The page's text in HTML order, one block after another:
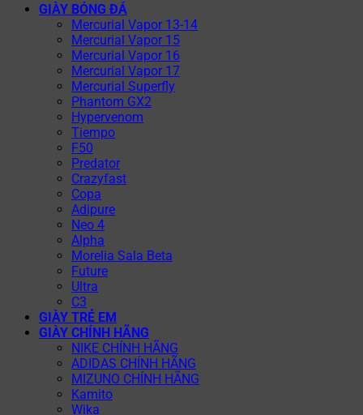
GIÀY BÓNG ĐÁ
Mercurial Vapor 13-14
Mercurial Vapor 15
Mercurial Vapor 16
Mercurial Vapor 17
Mercurial Superfly
Phantom GX2
Hypervenom
Tiempo
F50
Predator
Crazyfast
Copa
Adipure
Neo 4
Alpha
Morelia Sala Beta
Future
Ultra
C3
GIÀY TRẺ EM
GIÀY CHÍNH HÃNG
NIKE CHÍNH HÃNG
ADIDAS CHÍNH HÃNG
MIZUNO CHÍNH HÃNG
Kamito
Wika